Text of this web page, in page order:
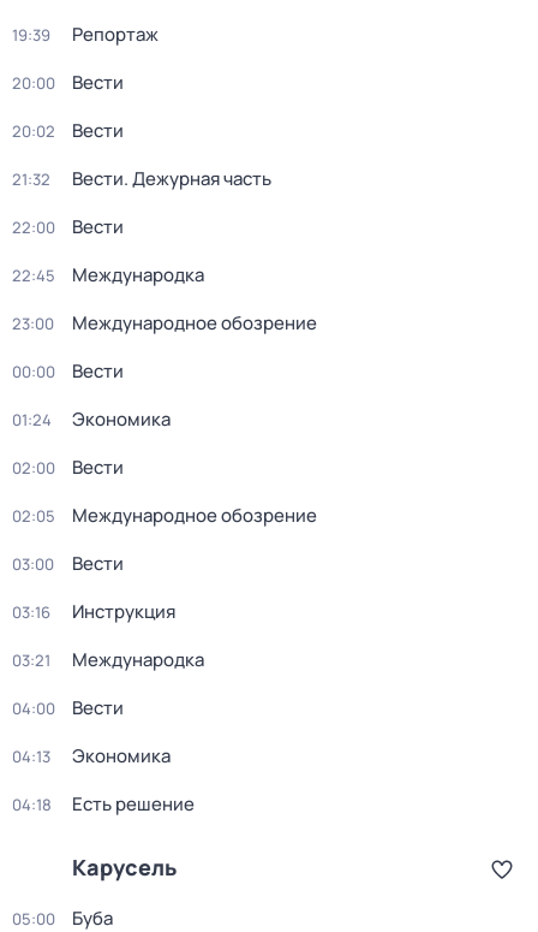
19:39 Репортаж
20:00 Вести
20:02 Вести
21:32 Вести. Дежурная часть
22:00 Вести
22:45 Международка
23:00 Международное обозрение
00:00 Вести
01:24 Экономика
02:00 Вести
02:05 Международное обозрение
03:00 Вести
03:16 Инструкция
03:21 Международка
04:00 Вести
04:13 Экономика
04:18 Есть решение
Карусель
05:00 Буба